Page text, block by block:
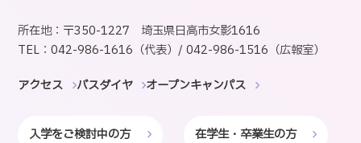
所在地：〒350-1227 埼玉県日高市女影1616
TEL：042-986-1616（代表）/ 042-986-1516（広報室）
アクセス バスダイヤ オープンキャンパス
入学をご検討中の方 在学生・卒業生の方